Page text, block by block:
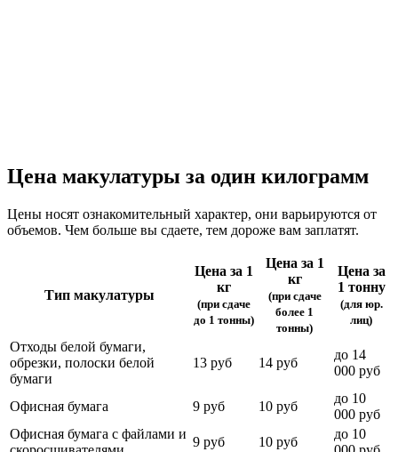
Цена макулатуры за один килограмм
Цены носят ознакомительный характер, они варьируются от
объемов. Чем больше вы сдаете, тем дороже вам заплатят.
Тип макулатуры
Цена за 1
кг
(при сдаче
до 1 тонны)
Цена за 1
кг
(при сдаче
более 1
тонны)
Цена за
1 тонну
(для юр.
лиц)
Отходы белой бумаги,
обрезки, полоски белой
бумаги
13 руб 14 руб
до 14
000 руб
Офисная бумага 9 руб 10 руб
до 10
000 руб
Офисная бумага с файлами и
9 руб 10 руб
до 10